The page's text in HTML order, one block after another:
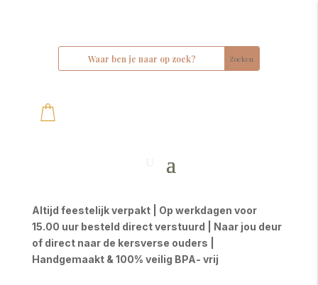
Altijd feestelijk verpakt | Op werkdagen voor
15.00 uur besteld direct verstuurd | Naar jou deur
of direct naar de kersverse ouders |
Handgemaakt & 100% veilig BPA- vrij